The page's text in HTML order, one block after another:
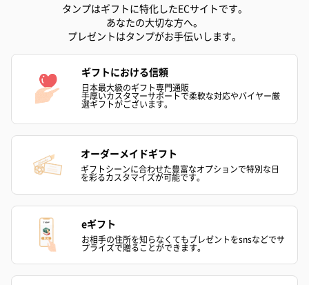
スイーツを同梱してお届けいたします。ギフトへの＋αにおすすめ
ゼリーバウム カット
（レモン＆紅茶）（432
円）
麦わらパンダバウム
（バナナ味）（540円）
3層デザート
り〜 3号（864
スキンケアグッズ
タンプはギフトに特化したECサイトです。
あなたの大切な方へ。
プレゼントはタンプがお手伝いします。
ギフトにおける信頼
日本最大級のギフト専門通販
手厚いカスタマーサポートで柔軟な対応やバイヤー厳
選ギフトがございます。
オーダーメイドギフト
ギフトシーンに合わせた豊富なオプションで特別な日
を彩るカスタマイズが可能です。
eギフト
お相手の住所を知らなくてもプレゼントをsnsなどでサ
プライズで贈ることができます。